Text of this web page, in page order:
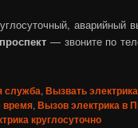
аварийный
— звоните по
служба,Вызвать
время,Вызов электрика в
круглосуточно